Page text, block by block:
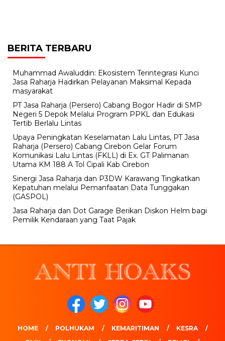
BERITA TERBARU
Muhammad Awaluddin: Ekosistem Terintegrasi Kunci
Jasa Raharja Hadirkan Pelayanan Maksimal Kepada
masyarakat
PT Jasa Raharja (Persero) Cabang Bogor Hadir di SMP
Negeri 5 Depok Melalui Program PPKL dan Edukasi
Tertib Berlalu Lintas
Upaya Peningkatan Keselamatan Lalu Lintas, PT Jasa
Raharja (Persero) Cabang Cirebon Gelar Forum
Komunikasi Lalu Lintas (FKLL) di Ex. GT Palimanan
Utama KM 188 A Tol Cipali Kab Cirebon
Sinergi Jasa Raharja dan P3DW Karawang Tingkatkan
Kepatuhan melalui Pemanfaatan Data Tunggakan
(GASPOL)
Jasa Raharja dan Dot Garage Berikan Diskon Helm bagi
Pemilik Kendaraan yang Taat Pajak
HOME POLHUKAM KEMARITIMAN
KESRA